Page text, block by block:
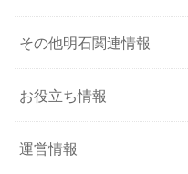
その他明石関連情報
お役立ち情報
運営情報